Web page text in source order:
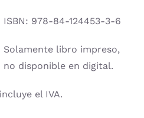
ISBN: 978-84-124453-3-6
Solamente libro impreso,
no disponible en digital.
el IVA.